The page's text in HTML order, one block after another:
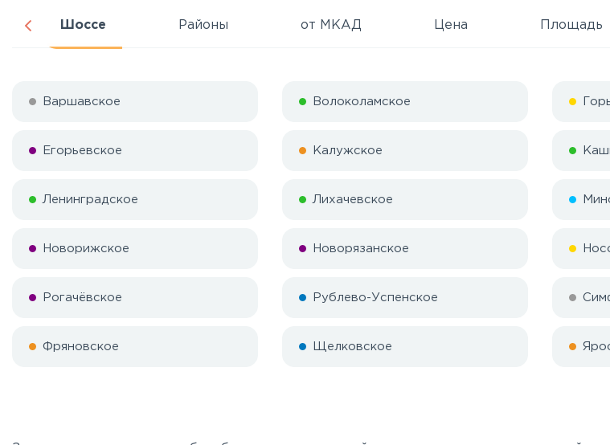
Шоссе Районы от МКАД Цена Площадь
Варшавское Волоколамское
Егорьевское Калужское
Ленинградское Лихачевское
Новорижское Новорязанское
Рогачёвское Рублево-Успенское
Фряновское Щелковское